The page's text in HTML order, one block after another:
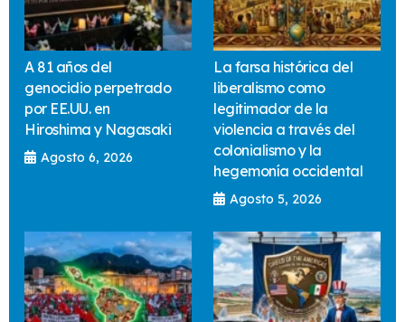
A 81 años del
genocidio perpetrado
por EE.UU. en
Hiroshima y Nagasaki
Agosto 6, 2026
La farsa histórica del
liberalismo como
legitimador de la
violencia a través del
colonialismo y la
hegemonía occidental
Agosto 5, 2026